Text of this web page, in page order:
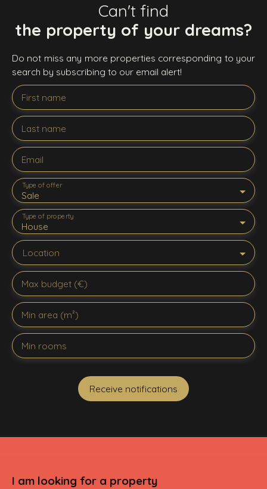
Can't find
the property of your dreams?
Do not miss any more properties corresponding to your
search by subscribing to our email alert!
First name
Last name
Email
Sale
Type of offer
House
Type of property
Location
Max budget (€)
Min area (m²)
Min rooms
Receive notifications
I am looking for a property